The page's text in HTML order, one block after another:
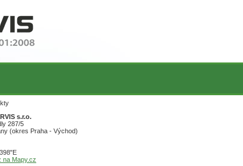
s.r.o.
287/5
(okres Praha - Východ)
na Mapy.cz